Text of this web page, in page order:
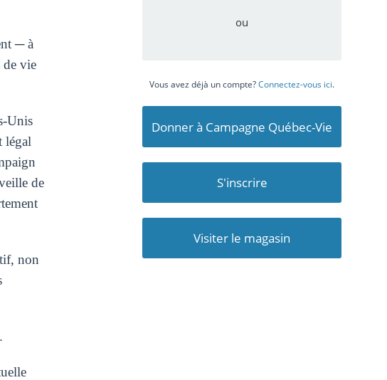
─ à
de vie
Unis
légal
de
non
ou
Vous avez déjà un compte?Connectez-vous ici.
Donner à Campagne Québec-Vie
S'inscrire
Visiter le magasin